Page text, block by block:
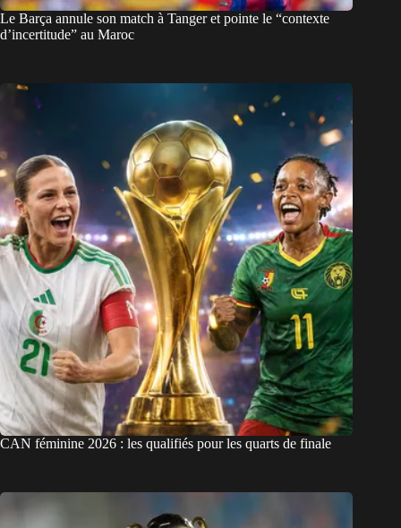
Le Barça annule son match à Tanger et pointe le “contexte
d’incertitude” au Maroc
CAN féminine 2026 : les qualifiés pour les quarts de finale